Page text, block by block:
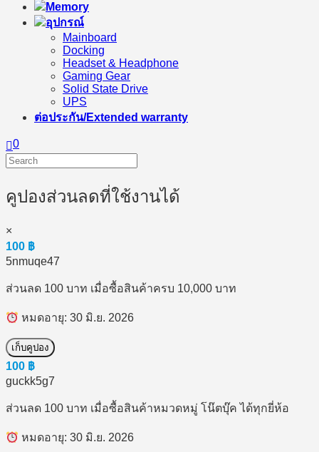
Memory
อุปกรณ์
Mainboard
Docking
Headset & Headphone
Gaming Gear
Solid State Drive
UPS
ต่อประกัน/Extended warranty
0
คูปองส่วนลดที่ใช้งานได้
×
100 ฿
5nmuqe47
ส่วนลด 100 บาท เมื่อซื้อสินค้าครบ 10,000 บาท
หมดอายุ: 30 มิ.ย. 2026
เก็บคูปอง
100 ฿
guckk5g7
ส่วนลด 100 บาท เมื่อซื้อสินค้าหมวดหมู่ โน๊ตบุ๊ค ได้ทุกยี่ห้อ
หมดอายุ: 30 มิ.ย. 2026